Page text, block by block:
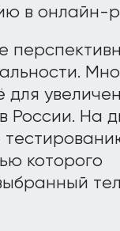
в онлайн-
для
России. На
которого